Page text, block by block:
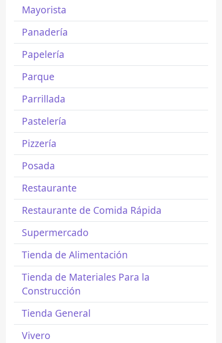
Mayorista
Panadería
Papelería
Parque
Parrillada
Pastelería
Pizzería
Posada
Restaurante
Restaurante de Comida Rápida
Supermercado
Tienda de Alimentación
Tienda de Materiales Para la
Construcción
Tienda General
Vivero